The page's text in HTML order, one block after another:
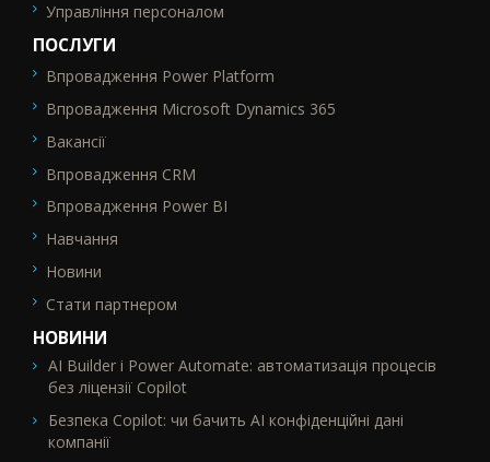
Управління персоналом
ПОСЛУГИ
SEO_FTR2
Впровадження Power Platform
Впровадження Microsoft Dynamics 365
Вакансії
Впровадження CRM
Впровадження Power BI
Навчання
Новини
Стати партнером
НОВИНИ
AI Builder і Power Automate: автоматизація процесів
без ліцензії Copilot
Безпека Copilot: чи бачить AI конфіденційні дані
компанії